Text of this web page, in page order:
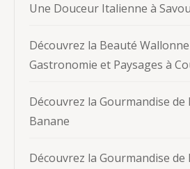
Une Douceur Italienne à
Découvrez la Beauté
Gastronomie et Paysages à
Découvrez la Gourmandise de
Banane
Découvrez la Gourmandise de